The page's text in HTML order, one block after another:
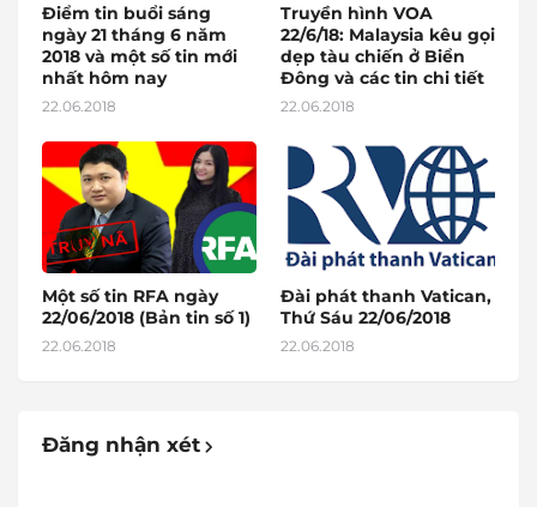
Điểm tin buổi sáng
ngày 21 tháng 6 năm
2018 và một số tin mới
nhất hôm nay
22.06.2018
Truyền hình VOA
22/6/18: Malaysia kêu gọi
dẹp tàu chiến ở Biển
Đông và các tin chi tiết
22.06.2018
Một số tin RFA ngày
22/06/2018 (Bản tin số 1)
22.06.2018
Đài phát thanh Vatican,
Thứ Sáu 22/06/2018
22.06.2018
Đăng nhận xét